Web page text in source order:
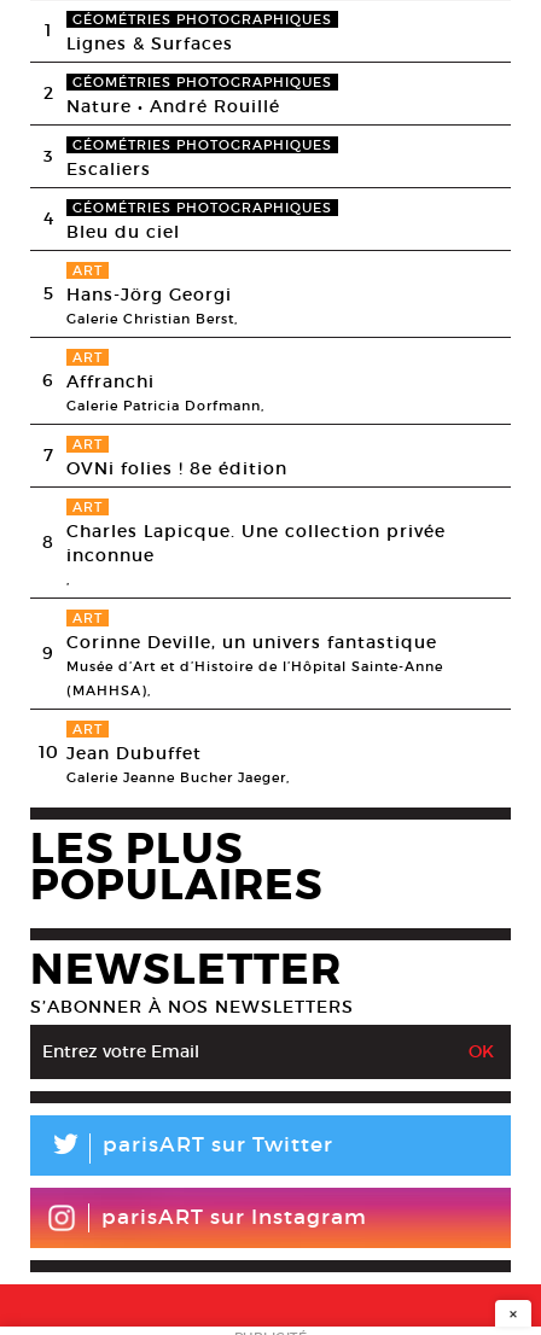
1 GÉOMÉTRIES PHOTOGRAPHIQUES
Lignes & Surfaces
2 GÉOMÉTRIES PHOTOGRAPHIQUES
Nature • André Rouillé
3 GÉOMÉTRIES PHOTOGRAPHIQUES
Escaliers
4 GÉOMÉTRIES PHOTOGRAPHIQUES
Bleu du ciel
5
ART
Hans-Jörg Georgi
Galerie Christian Berst,
6
ART
Affranchi
Galerie Patricia Dorfmann,
7 ART
OVNi folies ! 8e édition
8
ART
Charles Lapicque. Une collection privée
inconnue
,
9
ART
Corinne Deville, un univers fantastique
Musée d’Art et d’Histoire de l’Hôpital Sainte-Anne
(MAHHSA),
10
ART
Jean Dubuffet
Galerie Jeanne Bucher Jaeger,
LES PLUS
POPULAIRES
NEWSLETTER
S’ABONNER À NOS NEWSLETTERS
L parisART sur Twitter
parisART sur Instagram
×